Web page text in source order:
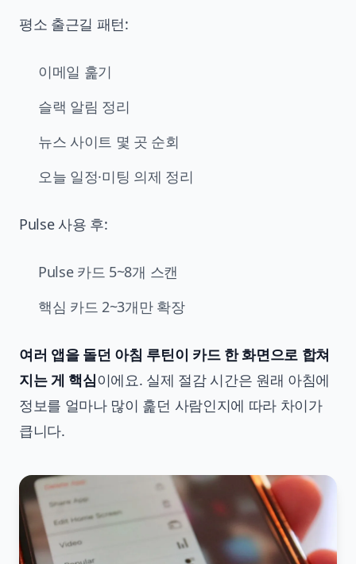
평소 출근길 패턴:
이메일 훑기
슬랙 알림 정리
뉴스 사이트 몇 곳 순회
오늘 일정·미팅 의제 정리
Pulse 사용 후:
Pulse 카드 5~8개 스캔
핵심 카드 2~3개만 확장
여러 앱을 돌던 아침 루틴이 카드 한 화면으로 합쳐
지는 게 핵심이에요. 실제 절감 시간은 원래 아침에
정보를 얼마나 많이 훑던 사람인지에 따라 차이가
큽니다.